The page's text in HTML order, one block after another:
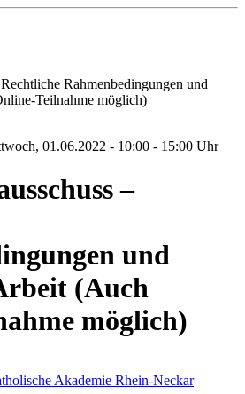
01.06.2022 - 10:00 - 15:00 Uhr
–
und
(Auch
möglich)
Akademie Rhein-Neckar